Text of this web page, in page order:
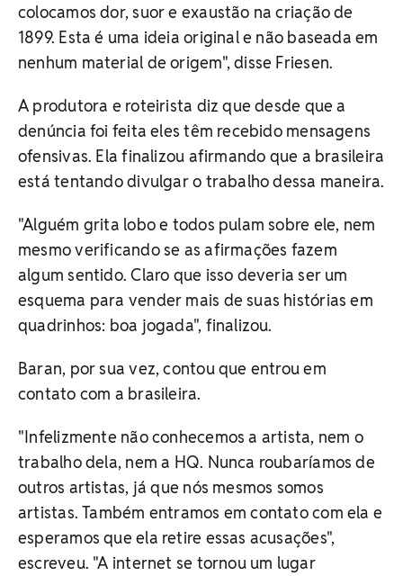
colocamos dor, suor e exaustão na criação de
1899. Esta é uma ideia original e não baseada em
nenhum material de origem", disse Friesen.
A produtora e roteirista diz que desde que a
denúncia foi feita eles têm recebido mensagens
ofensivas. Ela finalizou afirmando que a brasileira
está tentando divulgar o trabalho dessa maneira.
"Alguém grita lobo e todos pulam sobre ele, nem
mesmo verificando se as afirmações fazem
algum sentido. Claro que isso deveria ser um
esquema para vender mais de suas histórias em
quadrinhos: boa jogada", finalizou.
Baran, por sua vez, contou que entrou em
contato com a brasileira.
"Infelizmente não conhecemos a artista, nem o
trabalho dela, nem a HQ. Nunca roubaríamos de
outros artistas, já que nós mesmos somos
artistas. Também entramos em contato com ela e
esperamos que ela retire essas acusações",
escreveu. "A internet se tornou um lugar